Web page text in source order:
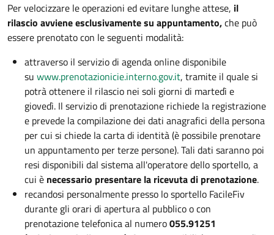
Per velocizzare le operazioni ed evitare lunghe attese, il
rilascio avviene esclusivamente su appuntamento,che può
essere prenotato con le seguenti modalità:
attraverso il servizio di agenda online disponibile
su www.prenotazionicie.interno.gov.it, tramite il quale si
potrà ottenere il rilascio nei soli giorni di martedì e
giovedì. Il servizio di prenotazione richiede la registrazione
e prevede la compilazione dei dati anagrafici della persona
per cui si chiede la carta di identità (è possibile prenotare
un appuntamento per terze persone). Tali dati saranno poi
resi disponibili dal sistema all'operatore dello sportello, a
cui è necessario presentare la ricevuta di prenotazione.
recandosi personalmente presso lo sportello FacileFiv
durante gli orari di apertura al pubblico o con
prenotazione telefonica al numero055.91251